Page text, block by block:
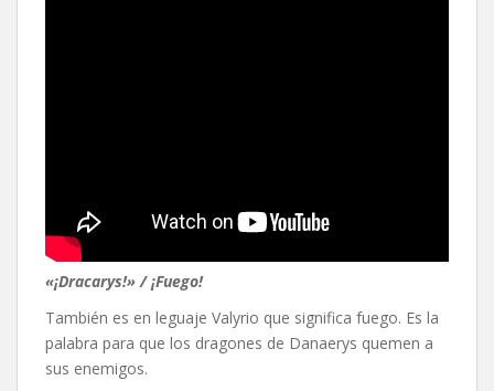
«¡Dracarys!» / ¡Fuego!
También es en leguaje Valyrio que significa fuego. Es la
palabra para que los dragones de Danaerys quemen a
sus enemigos.